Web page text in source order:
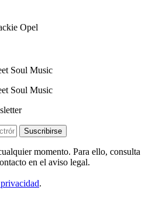
Opel
momento. Para ello, consulta
en el aviso legal.
.